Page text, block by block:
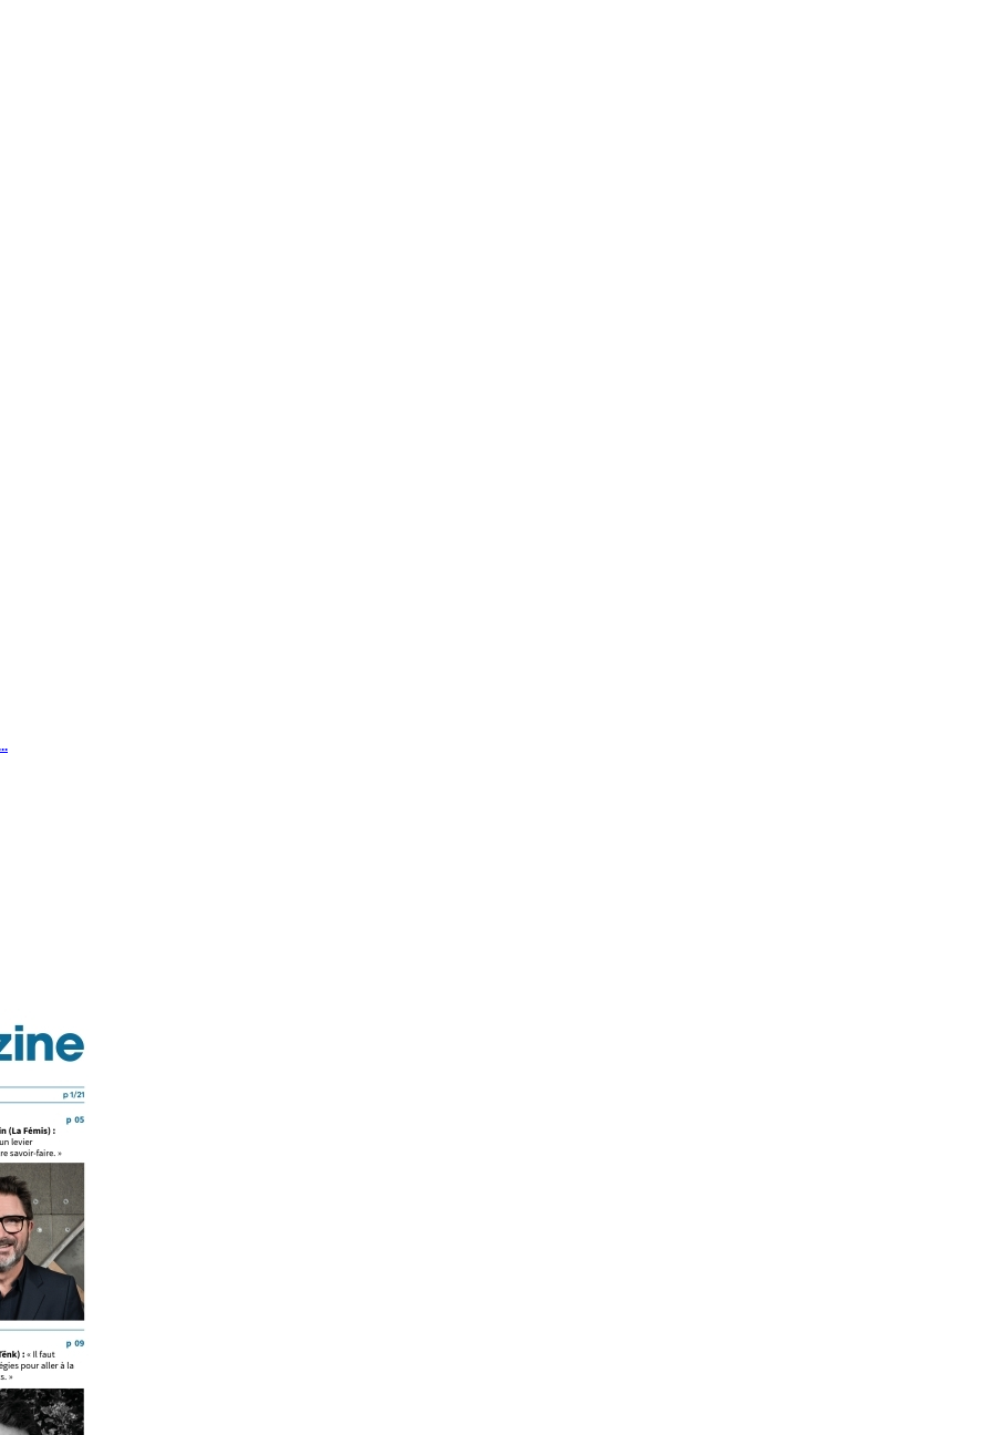
en suivant ce